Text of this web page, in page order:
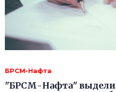
БРСМ-Нафта
"БРСМ-Нафта"